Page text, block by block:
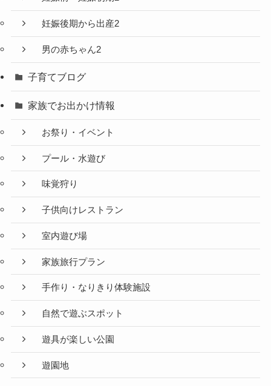
妊娠後期から出産2
男の赤ちゃん2
子育てブログ
家族でお出かけ情報
お祭り・イベント
プール・水遊び
味覚狩り
子供向けレストラン
室内遊び場
家族旅行プラン
手作り・なりきり体験施設
自然で遊ぶスポット
遊具が楽しい公園
遊園地